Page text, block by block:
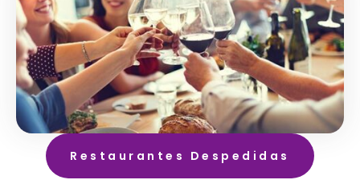
Restaurantes Despedidas